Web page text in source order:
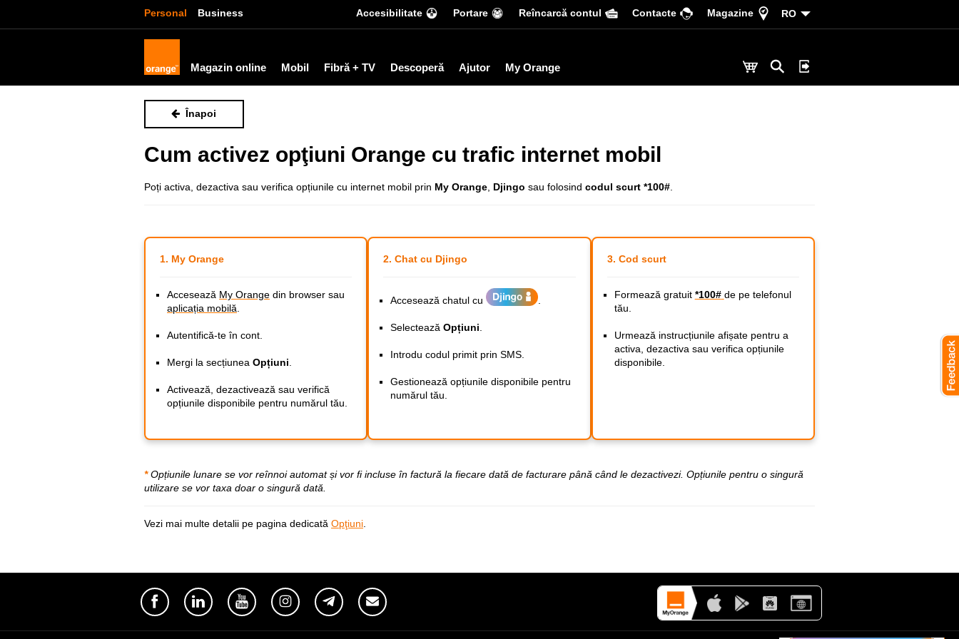
Personal Business Accesibilitate Portare Reîncarcă contul Сontacte Magazine RO
Magazin online Mobil Fibră + TV Descoperă Ajutor My Orange
Înapoi
Cum activez opţiuni Orange cu trafic internet mobil
Poți activa, dezactiva sau verifica opțiunile cu internet mobil prin My Orange Djingo sau folosind codul scurt *100#
1. My Orange
Accesează My Orange din browser sau
aplicația mobilă
Autentifică-te în cont.
Mergi la secțiunea Opțiuni
Activează, dezactivează sau verifică
opțiunile disponibile pentru numărul tău.
2. Chat cu Djingo
Accesează chatul cu
SelecteazăOpțiuni
Introdu codul primit prin SMS.
Gestionează opțiunile disponibile pentru
numărul tău.
3. Cod scurt
Formează gratuit *100# de pe telefonul
tău.
Urmează instrucțiunile afișate pentru a
activa, dezactiva sau verifica opțiunile
disponibile.
*Opțiunile lunare se vor reînnoi automat și vor fi incluse în factură la fiecare dată de facturare până când le dezactivezi. Opțiunile pentru o singură
utilizare se vor taxa doar o singură dată.
Vezi mai multe detalii pe pagina dedicată Opţiuni